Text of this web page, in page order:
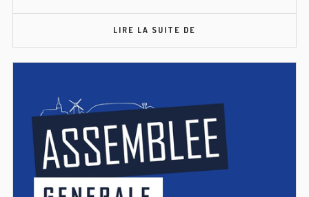
LIRE LA SUITE DE